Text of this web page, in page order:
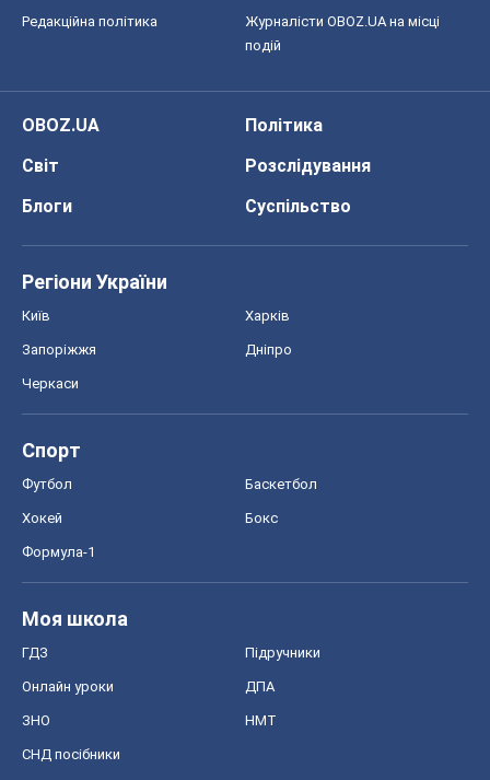
Редакційна політика
Журналісти OBOZ.UA на місці
подій
OBOZ.UA
Політика
Світ
Розслідування
Блоги
Суспільство
Регіони України
Київ Харків
Запоріжжя Дніпро
Черкаси
Спорт
Футбол Баскетбол
Хокей Бокс
Формула-1
Моя школа
ГДЗ Підручники
Онлайн уроки ДПА
ЗНО НМТ
СНД посібники